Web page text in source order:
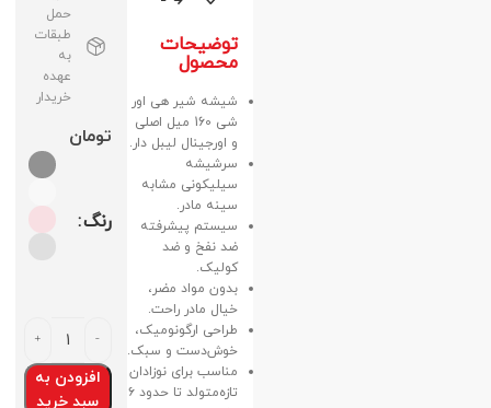
توضیحات
محصول
شیشه شیر هی اور
شی 160 میل اصلی
و اورجینال لیبل دار.
سرشیشه
سیلیکونی مشابه
سینه مادر.
سیستم پیشرفته
ضد نفخ و ضد
کولیک.
بدون مواد مضر،
خیال مادر راحت.
طراحی ارگونومیک،
خوش‌دست و سبک.
مناسب برای نوزادان
تازه‌متولد تا حدود ۶
حمل
طبقات
به
عهده
خریدار
تومان
رنگ
افزودن به
سبد خرید